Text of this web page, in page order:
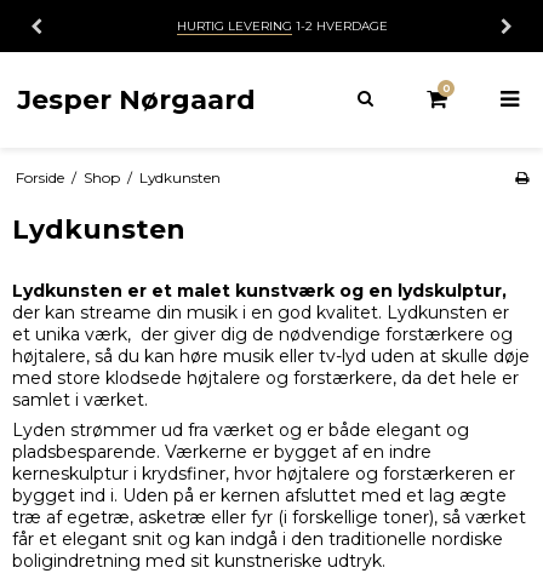
HURTIG LEVERING 1-2 HVERDAGE
Jesper Nørgaard 0
Forside / Shop / Lydkunsten
Lydkunsten
Lydkunsten er et malet kunstværk og en lydskulptur,
der kan streame din musik i en god kvalitet. Lydkunsten er
et unika værk, der giver dig de nødvendige forstærkere og
højtalere, så du kan høre musik eller tv-lyd uden at skulle døje
med store klodsede højtalere og forstærkere, da det hele er
samlet i værket.
Lyden strømmer ud fra værket og er både elegant og
pladsbesparende. Værkerne er bygget af en indre
kerneskulptur i krydsfiner, hvor højtalere og forstærkeren er
bygget ind i. Uden på er kernen afsluttet med et lag ægte
træ af egetræ, asketræ eller fyr (i forskellige toner), så værket
får et elegant snit og kan indgå i den traditionelle nordiske
boligindretning med sit kunstneriske udtryk.